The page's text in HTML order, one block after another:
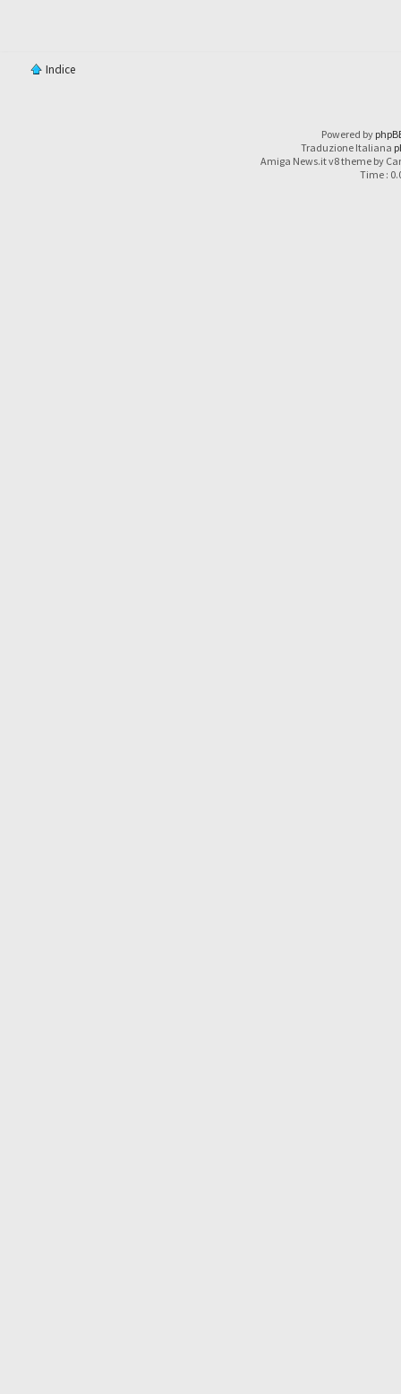
Indice
Powered by
Traduzione Italiana
Amiga News.it v8 theme by
Time :